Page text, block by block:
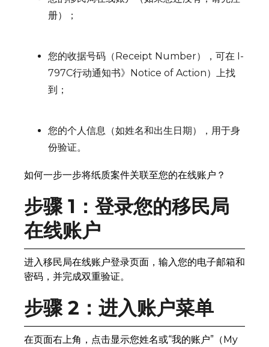
册）；
您的收据号码（Receipt Number），可在 I-
797C行动通知书》Notice of Action）上找
到；
您的个人信息（如姓名和出生日期），用于身
份验证。
如何一步一步将纸质案件关联至您的在线账户？
步骤 1：登录您的移民局
在线账户
进入移民局在线账户登录页面，输入您的电子邮箱和
密码，并完成双重验证。
步骤 2：进入账户菜单
在页面右上角，点击显示您姓名或“我的账户”（My